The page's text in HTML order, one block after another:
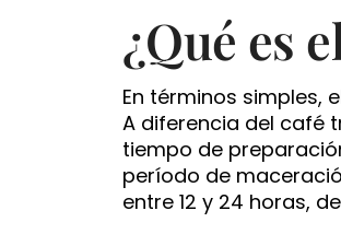
¿Qué es
En términos simples,
A diferencia del café
tiempo de
período de
entre 12 y 24 horas,